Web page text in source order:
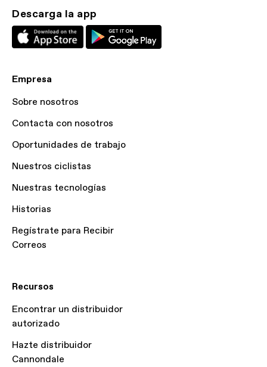
Descarga la app
Empresa
Sobre nosotros
Contacta con nosotros
Oportunidades de trabajo
Nuestros ciclistas
Nuestras tecnologías
Historias
Regístrate para Recibir
Correos
Recursos
Encontrar un distribuidor
autorizado
Hazte distribuidor
Cannondale